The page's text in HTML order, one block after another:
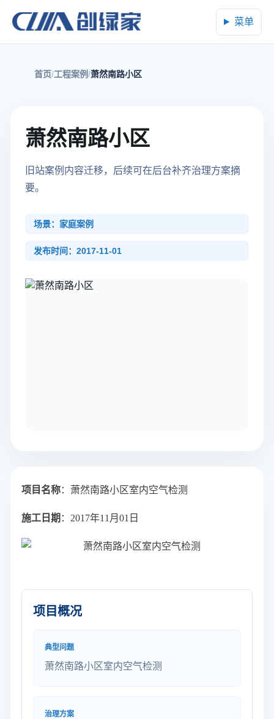
菜单
首页 工程案例 萧然南路小区
萧然南路小区
旧站案例内容迁移，后续可在后台补齐治理方案摘
要。
场景：家庭案例
发布时间：2017-11-01
项目名称：萧然南路小区室内空气检测
施工日期 ：2017年11月01日
项目概况
典型问题
萧然南路小区室内空气检测
治理方案